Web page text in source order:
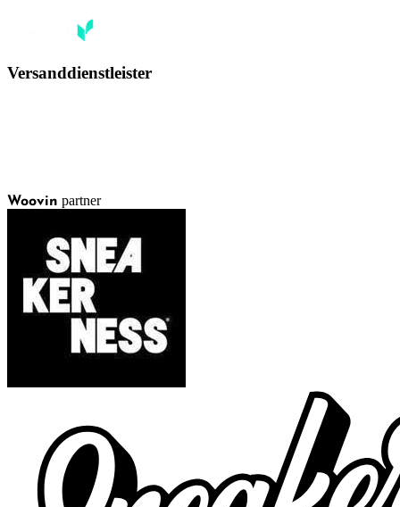
Versanddienstleister
Woovin partner